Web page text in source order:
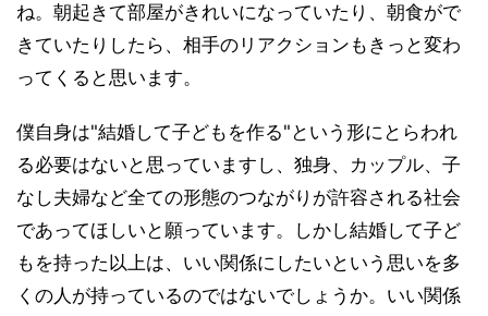
ね。朝起きて部屋がきれいになっていたり、朝食がで
きていたりしたら、相手のリアクションもきっと変わ
ってくると思います。
僕自身は"結婚して子どもを作る"という形にとらわれ
る必要はないと思っていますし、独身、カップル、子
なし夫婦など全ての形態のつながりが許容される社会
であってほしいと願っています。しかし結婚して子ど
もを持った以上は、いい関係にしたいという思いを多
くの人が持っているのではないでしょうか。いい関係